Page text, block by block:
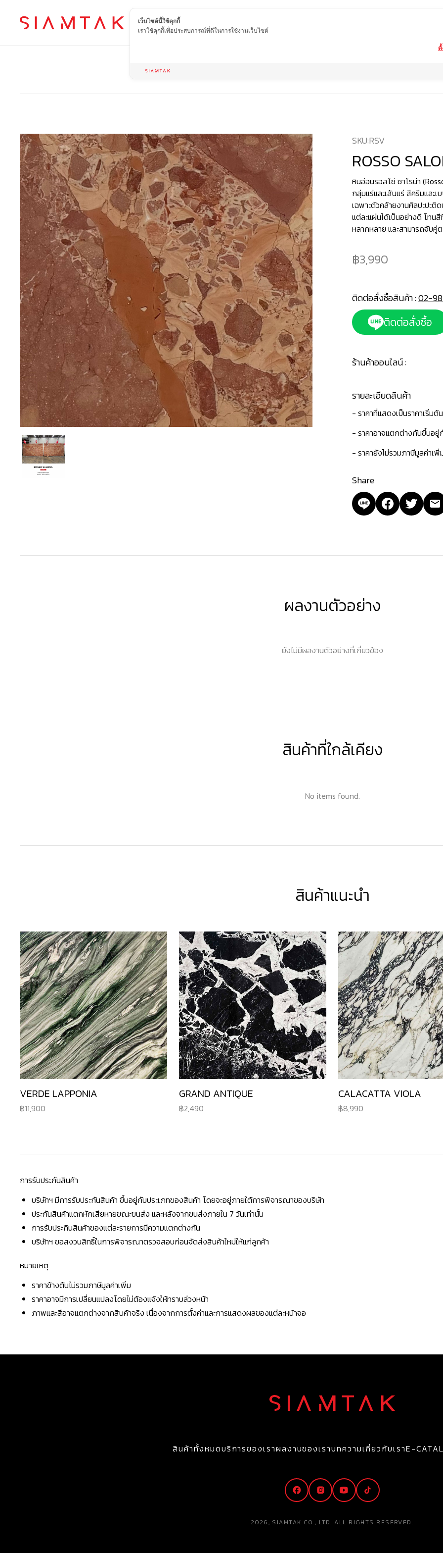
TH
SKU:RSV
ROSSO
หินอ่อนรอสโซ่ ซาโรน่า
กลุ่มแร่และเส้นแร่ สีครีมแล
เฉพาะตัวคล้ายงานศิลปะปะ
แต่ละแผ่นได้เป็นอย่างดี โทน
หลากหลาย และสามารถจับ
3,990
ติดต่อสั่งซื้อสินค้า :02-
ติดต่อสั่งซื้อ
ร้านค้าออนไลน์ :
รายละเอียดสินค้า
- ราคาที่แสดงเป็นราคาเริ่ม
- ราคาอาจแตกต่างกันขึ้นอยู่
- ราคายังไม่รวมภาษีมูลค่าเพิ่
Share
ผลงานตัวอย่าง
ยังไม่มีผลงานตัวอย่างที่เกี่ยวข้อง
สินค้าที่ใกล้เคียง
No items found.
สินค้าแนะนำ
VERDE LAPPONIA
11,900
GRAND ANTIQUE
2,490
CALACATTA VIOLA
8,990
การรับประกันสินค้า
บริษัทฯ มีการรับประกันสินค้า ขึ้นอยู่กับประเภทของสินค้า โดยจะอยู่ภายใต้การพิจารณาของบริษัท
ประกันสินค้าแตกหักเสียหายขณะขนส่ง และหลังจากขนส่งภายใน 7 วันเท่านั้น
การรับประกินสินค้าของแต่ละรายการมีความแตกต่างกัน
บริษัทฯ ขอสงวนสิทธิ์ในการพิจารณาตรวจสอบก่อนจัดส่งสินค้าใหม่ให้แก่ลูกค้า
หมายเหตุ
ราคาข้างต้นไม่รวมภาษีมูลค่าเพิ่ม
ราคาอาจมีการเปลี่ยนแปลงโดยไม่ต้องแจ้งให้ทราบล่วงหน้า
ภาพและสีอาจแตกต่างจากสินค้าจริง เนื่องจากการตั้งค่าและการแสดงผลของแต่ละหน้าจอ
สินค้าทั้งหมดบริการของเราผลงานของเราบทความเกี่ยวกับเราE-
2026, SIAMTAK CO., LTD. ALL RIGHTS RESERVED.
เว็บไซต์นี้ใช้คุกกี้
เราใช้คุกกี้เพื่อประสบการณ์ที่ดีในการใช้งานเว็บไซต์
ตั้